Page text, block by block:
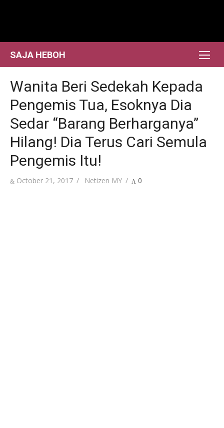
SAJA HEBOH
Wanita Beri Sedekah Kepada
Pengemis Tua, Esoknya Dia
Sedar “Barang Berharganya”
Hilang! Dia Terus Cari Semula
Pengemis Itu!
Posted
October 21, 2017 Author
Netizen MY 0